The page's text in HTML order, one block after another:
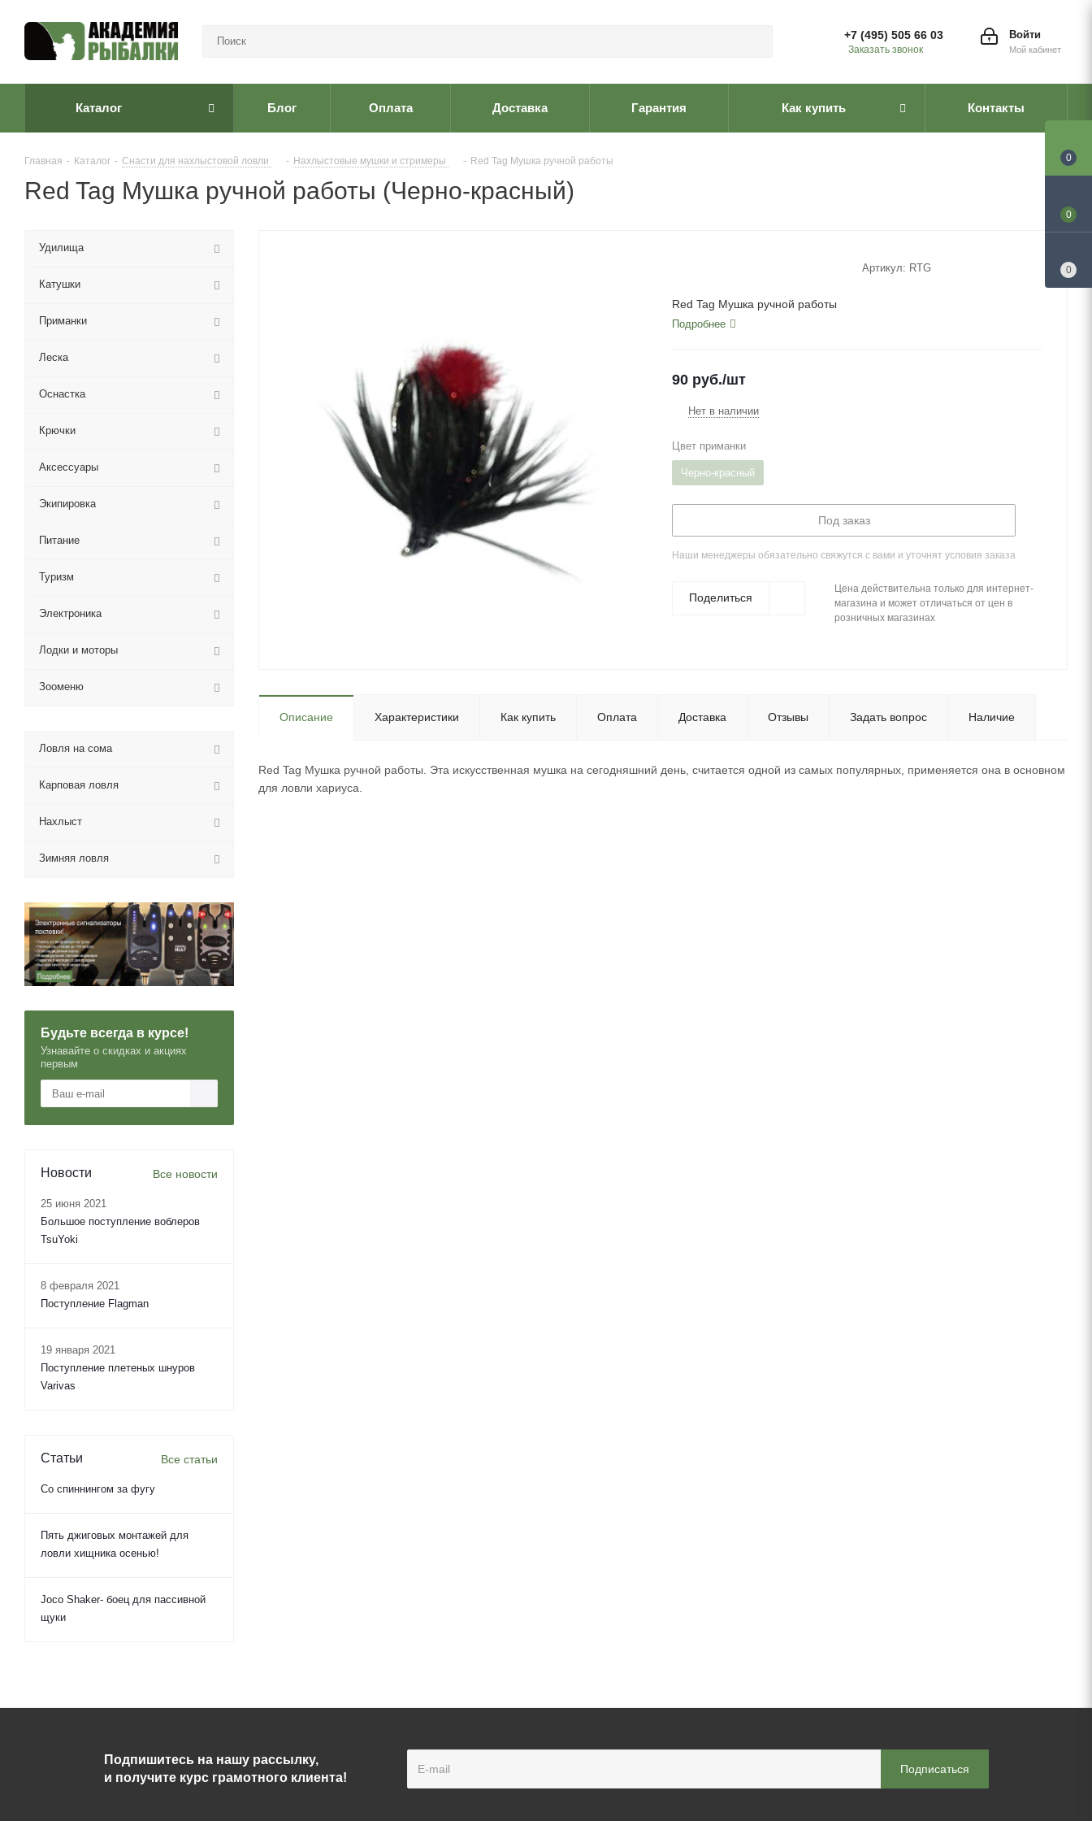
Войти
Мой кабинет
+7 (495) 505 66 03
Заказать звонок
Каталог Блог Оплата Доставка Гарантия Как купить Контакты
Главная - Каталог - Снасти для нахлыстовой ловли - Нахлыстовые мушки и стримеры - Red Tag Мушка ручной работы
Red Tag Мушка ручной работы (Черно-красный)
Артикул: RTG
Red Tag Мушка ручной работы
Подробнее
90 руб./шт
Нет в наличии
Цвет приманки
Черно-красный
Под заказ
Наши менеджеры обязательно свяжутся с вами и уточнят условия заказа
Поделиться
Цена действительна только для интернет-
магазина и может отличаться от цен в
розничных магазинах
Описание Характеристики Как купить Оплата Доставка Отзывы Задать вопрос Наличие
Red Tag Мушка ручной работы. Эта искусственная мушка на сегодняшний день, считается одной из самых популярных, применяется она в основном
для ловли хариуса.
Удилища
Катушки
Приманки
Леска
Оснастка
Крючки
Аксессуары
Экипировка
Питание
Туризм
Электроника
Лодки и моторы
Зооменю
Ловля на сома
Карповая ловля
Нахлыст
Зимняя ловля
Будьте всегда в курсе!
Узнавайте о скидках и акциях
первым
Новости Все новости
25 июня 2021
Большое поступление воблеров
TsuYoki
8 февраля 2021
Поступление Flagman
19 января 2021
Поступление плетеных шнуров
Varivas
Статьи Все статьи
Со спиннингом за фугу
Пять джиговых монтажей для
ловли хищника осенью!
Joco Shaker- боец для пассивной
щуки
Подпишитесь на нашу рассылку,
и получите курс грамотного клиента!
0
0
0